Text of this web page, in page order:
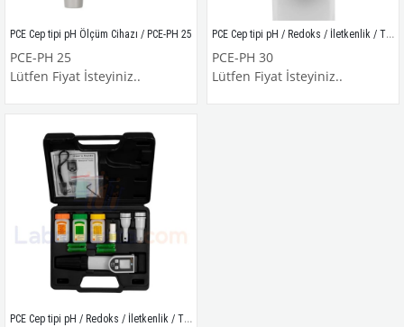
PCE Cep tipi pH Ölçüm Cihazı / PCE-PH 25
PCE-PH 25
Lütfen Fiyat İsteyiniz..
PCE Cep tipi pH / Redoks / İletkenlik / TDS / Sıcaklık Ölçüm Cihazı / PCE-PH 30
PCE-PH 30
Lütfen Fiyat İsteyiniz..
PCE Cep tipi pH / Redoks / İletkenlik / TDS / Sıcaklık Ölçüm Cihazı / PCE-PH 30R